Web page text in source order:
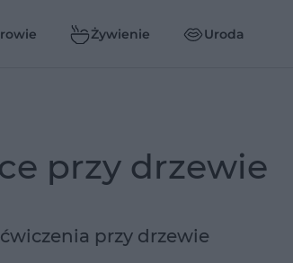
Żywienie Uroda
przy drzewie
przy drzewie